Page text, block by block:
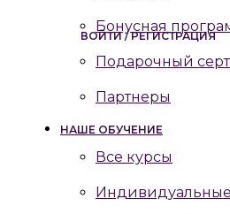
ВОЙТИ / РЕГИСТРАЦИЯ
Бонусная
Подарочный
Партнеры
НАШЕ ОБУЧЕНИЕ
Все курсы